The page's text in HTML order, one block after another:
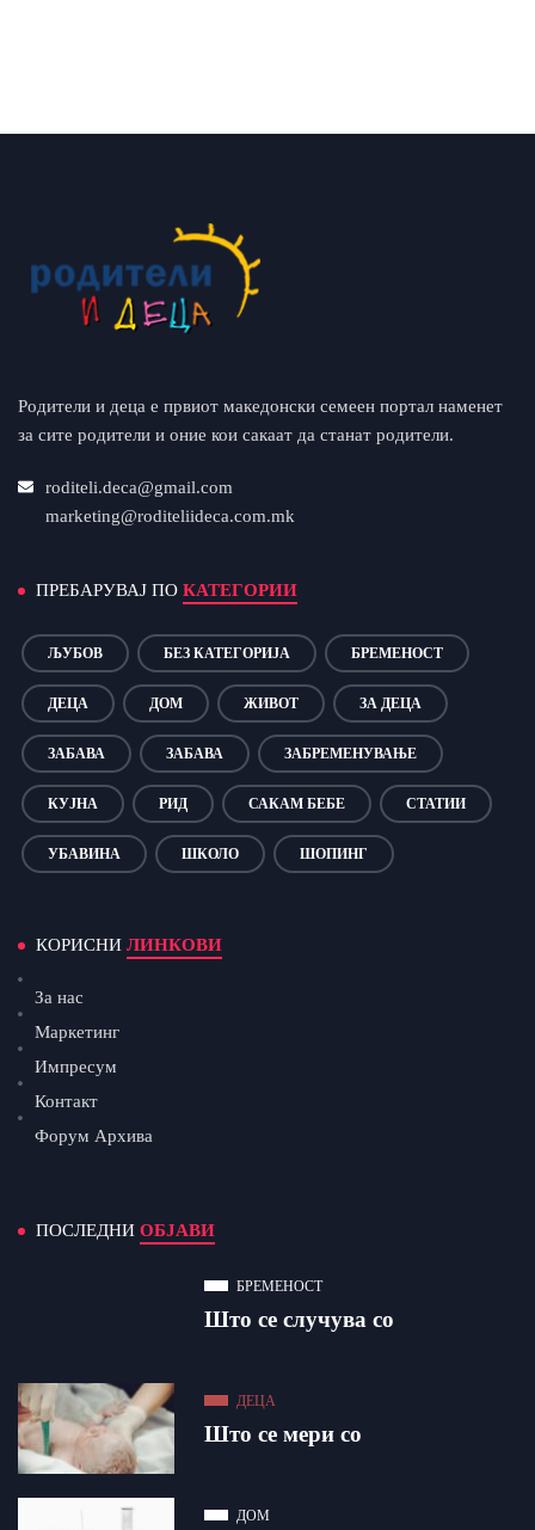
Родители и деца е првиот македонски семеен портал наменет
за сите родители и оние кои сакаат да станат родители.
roditeli.deca@gmail.com
marketing@roditeliideca.com.mk
ПРЕБАРУВАЈ ПО КАТЕГОРИИ
ЉУБОВ БЕЗ КАТЕГОРИЈА БРЕМЕНОСТ
ДЕЦА ДОМ ЖИВОТ ЗА ДЕЦА
ЗАБАВА ЗАБАВА ЗАБРЕМЕНУВАЊЕ
КУЈНА РИД САКАМ БЕБЕ СТАТИИ
УБАВИНА ШКОЛО ШОПИНГ
КОРИСНИ ЛИНКОВИ
За нас
Маркетинг
Импресум
Контакт
Форум Архива
ПОСЛЕДНИ ОБЈАВИ
БРЕМЕНОСТ
Што се случува со
ДЕЦА
Што се мери со
ДОМ